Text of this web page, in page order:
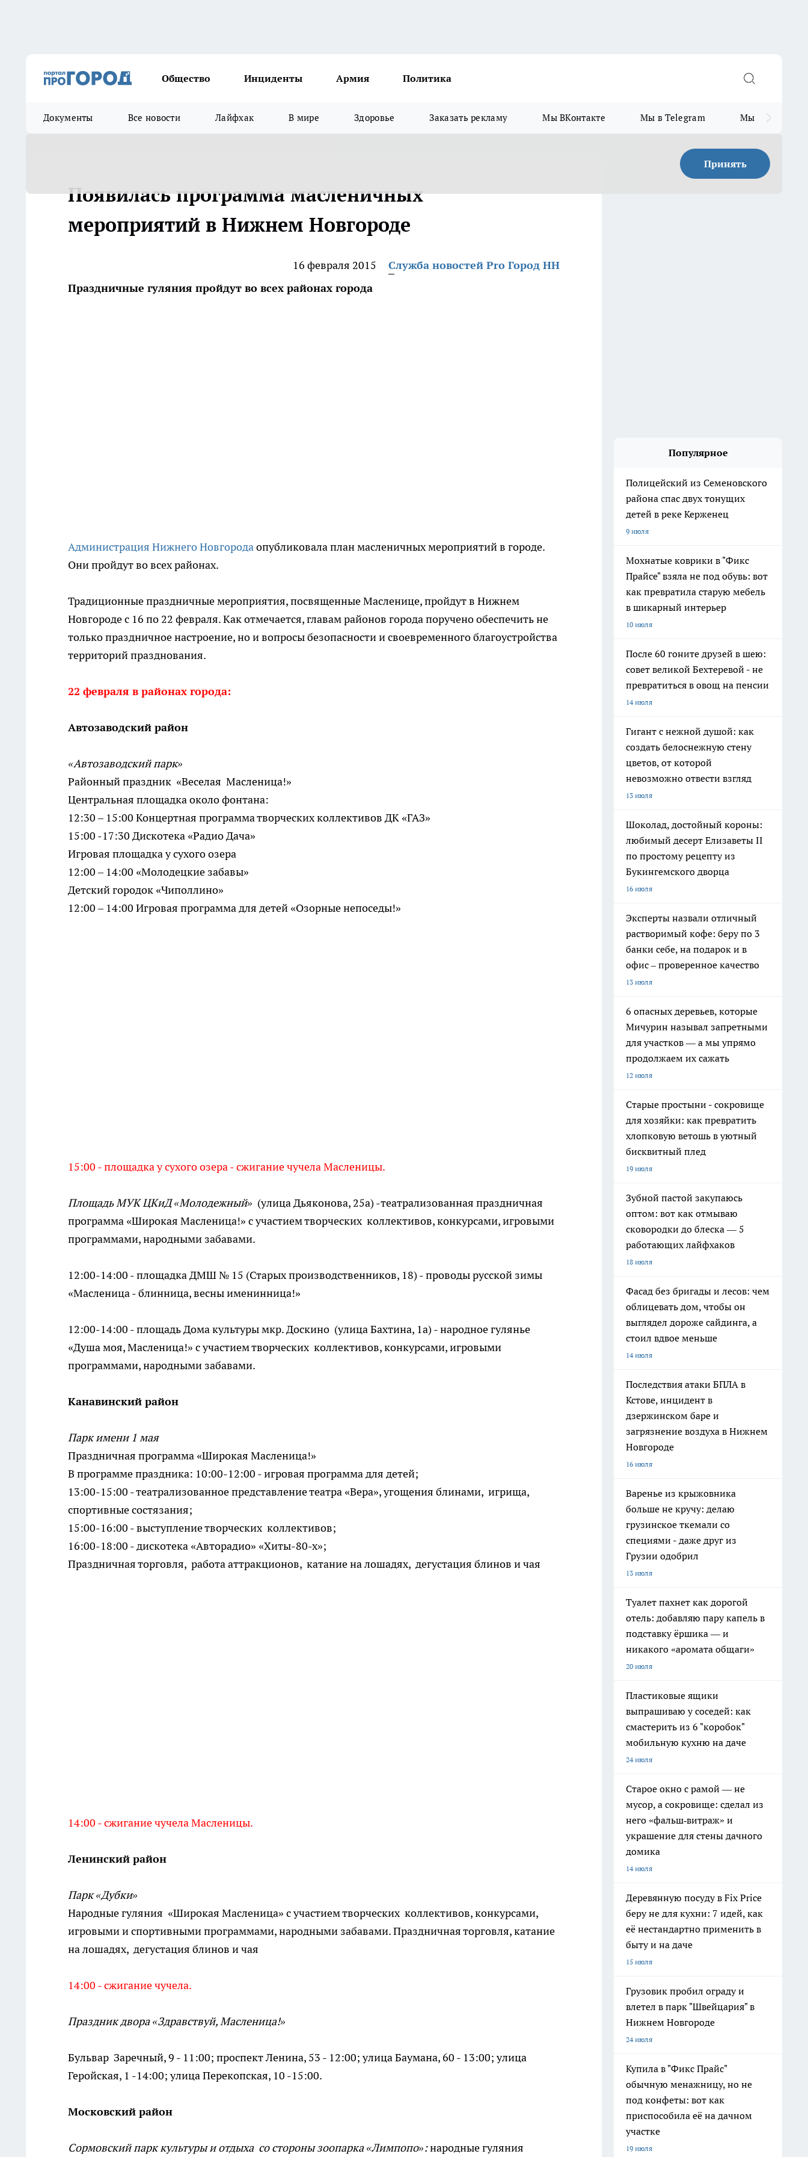
Общество Инциденты Армия Политика
Документы Все новости Лайфхак В мире Здоровье Заказать рекламу Мы ВКонтакте Мы в Telegram Мы в MAX
Принять
Появилась программа масленичных
мероприятий в Нижнем Новгороде
16 февраля 2015
Служба новостей Pro Город НН
Праздничные гуляния пройдут во всех районах города
Администрация Нижнего Новгородаопубликовала план масленичных мероприятий в городе.
Они пройдут во всех районах.
Традиционные праздничные мероприятия, посвященные Масленице, пройдут в Нижнем
Новгороде с 16 по 22 февраля. Как отмечается, главам районов города поручено обеспечить не
только праздничное настроение, но и вопросы безопасности и своевременного благоустройства
территорий празднования.
22 февраля в районах города:
Автозаводский район
«Автозаводский парк»
Районный праздник «Веселая Масленица!»
Центральная площадка около фонтана:
12:30 – 15:00 Концертная программа творческих коллективов ДК «ГАЗ»
15:00 -17:30 Дискотека «Радио Дача»
Игровая площадка у сухого озера
12:00 – 14:00 «Молодецкие забавы»
Детский городок «Чиполлино»
12:00 – 14:00 Игровая программа для детей «Озорные непоседы!»
15:00 - площадка у сухого озера - сжигание чучела Масленицы.
Площадь МУК ЦКиД «Молодежный» (улица Дьяконова, 25а) -театрализованная праздничная
программа «Широкая Масленица!» с участием творческих коллективов, конкурсами, игровыми
программами, народными забавами.
12:00-14:00 - площадка ДМШ № 15 (Старых производственников, 18) - проводы русской зимы
«Масленица - блинница, весны именинница!»
12:00-14:00 - площадь Дома культуры мкр. Доскино (улица Бахтина, 1а) - народное гулянье
«Душа моя, Масленица!» с участием творческих коллективов, конкурсами, игровыми
программами, народными забавами.
Канавинский район
Парк имени 1 мая
Праздничная программа «Широкая Масленица!»
В программе праздника: 10:00-12:00 - игровая программа для детей;
13:00-15:00 - театрализованное представление театра «Вера», угощения блинами, игрища,
спортивные состязания;
15:00-16:00 - выступление творческих коллективов;
16:00-18:00 - дискотека «Авторадио» «Хиты-80-х»;
Праздничная торговля, работа аттракционов, катание на лошадях, дегустация блинов и чая
14:00 - сжигание чучела Масленицы.
Ленинский район
Парк «Дубки»
Народные гуляния «Широкая Масленица» с участием творческих коллективов, конкурсами,
игровыми и спортивными программами, народными забавами. Праздничная торговля, катание
на лошадях, дегустация блинов и чая
14:00 - сжигание чучела.
Праздник двора «Здравствуй, Масленица!»
Бульвар Заречный, 9 - 11:00; проспект Ленина, 53 - 12:00; улица Баумана, 60 - 13:00; улица
Геройская, 1 -14:00; улица Перекопская, 10 -15:00.
Московский район
Сормовский парк культуры и отдыха со стороны зоопарка «Лимпопо»:народные гуляния
Популярное
Полицейский из Семеновского
района спас двух тонущих
детей в реке Керженец
9 июля
Мохнатые коврики в "Фикс
Прайсе" взяла не под обувь: вот
как превратила старую мебель
в шикарный интерьер
10 июля
После 60 гоните друзей в шею:
совет великой Бехтеревой - не
превратиться в овощ на пенсии
14 июля
Гигант с нежной душой: как
создать белоснежную стену
цветов, от которой
невозможно отвести взгляд
13 июля
Шоколад, достойный короны:
любимый десерт Елизаветы II
по простому рецепту из
Букингемского дворца
16 июля
Эксперты назвали отличный
растворимый кофе: беру по 3
банки себе, на подарок и в
офис – проверенное качество
13 июля
6 опасных деревьев, которые
Мичурин называл запретными
для участков — а мы упрямо
продолжаем их сажать
12 июля
Старые простыни - сокровище
для хозяйки: как превратить
хлопковую ветошь в уютный
бисквитный плед
19 июля
Зубной пастой закупаюсь
оптом: вот как отмываю
сковородки до блеска — 5
работающих лайфхаков
18 июля
Фасад без бригады и лесов: чем
облицевать дом, чтобы он
выглядел дороже сайдинга, а
стоил вдвое меньше
14 июля
Последствия атаки БПЛА в
Кстове, инцидент в
дзержинском баре и
загрязнение воздуха в Нижнем
Новгороде
16 июля
Варенье из крыжовника
больше не кручу: делаю
грузинское ткемали со
специями - даже друг из
Грузии одобрил
13 июля
Туалет пахнет как дорогой
отель: добавляю пару капель в
подставку ёршика — и
никакого «аромата общаги»
20 июля
Пластиковые ящики
выпрашиваю у соседей: как
смастерить из 6 "коробок"
мобильную кухню на даче
24 июля
Старое окно с рамой — не
мусор, а сокровище: сделал из
него «фальш‑витраж» и
украшение для стены дачного
домика
14 июля
Деревянную посуду в Fix Price
беру не для кухни: 7 идей, как
её нестандартно применить в
быту и на даче
15 июля
Грузовик пробил ограду и
влетел в парк "Швейцария" в
Нижнем Новгороде
24 июля
Купила в "Фикс Прайс"
обычную менажницу, но не
под конфеты: вот как
приспособила её на дачном
участке
19 июля